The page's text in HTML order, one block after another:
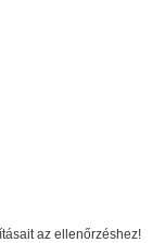
az ellenőrzéshez!